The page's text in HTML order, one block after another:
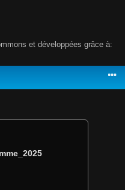
et développées grâce à: